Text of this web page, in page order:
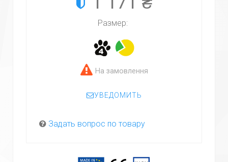
Размер:
На замовлення
УВЕДОМИТЬ
Задать вопрос по товару